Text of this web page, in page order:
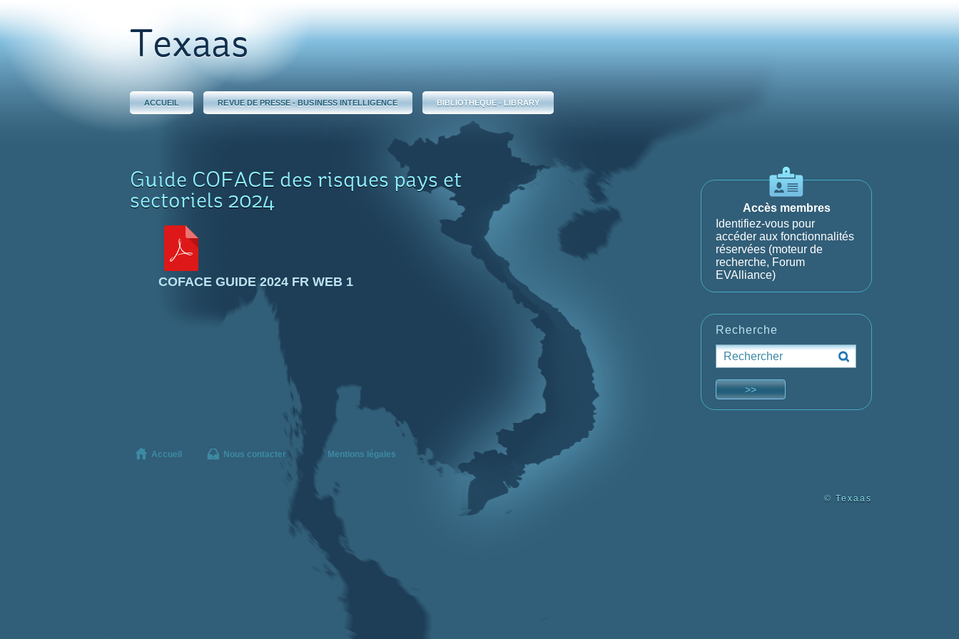
Texaas
ACCUEIL REVUE DE PRESSE - BUSINESS INTELLIGENCE BIBLIOTHÈQUE - LIBRARY
Guide COFACE des risques pays et
sectoriels 2024
COFACE GUIDE 2024 FR WEB 1
Accès membres
Identifiez-vous pour
accéder aux fonctionnalités
réservées (moteur de
recherche, Forum
EVAlliance)
Recherche
Accueil Nous contacter Mentions légales
© Texaas